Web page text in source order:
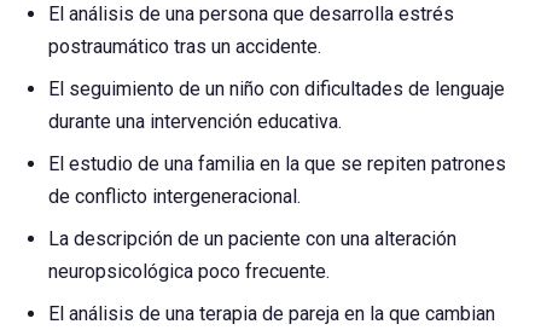
El análisis de una persona que desarrolla estrés
postraumático tras un accidente.
El seguimiento de un niño con dificultades de lenguaje
durante una intervención educativa.
El estudio de una familia en la que se repiten patrones
de conflicto intergeneracional.
La descripción de un paciente con una alteración
neuropsicológica poco frecuente.
El análisis de una terapia de pareja en la que cambian